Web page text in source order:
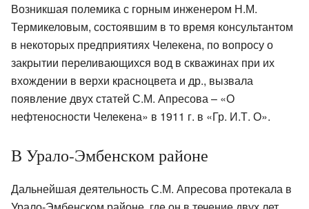
Возникшая полемика с горным инженером Н.М.
Термикеловым, состоявшим в то время консультантом
в некоторых предприятиях Челекена, по вопросу о
закрытии переливающихся вод в скважинах при их
вхождении в верхи красноцвета и др., вызвала
появление двух статей С.М. Апресова – «О
нефтеносности Челекена» в 1911 г. в «Гр. И.Т. О».
В Урало-Эмбенском районе
Дальнейшая деятельность С.М. Апресова протекала в